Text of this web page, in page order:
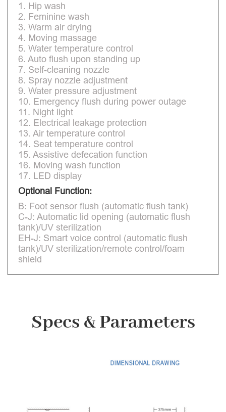
1. Hip wash
2. Feminine wash
3. Warm air drying
4. Moving massage
5. Water temperature control
6. Auto flush upon standing up
7. Self-cleaning nozzle
8. Spray nozzle adjustment
9. Water pressure adjustment
10. Emergency flush during power outage
11. Night light
12. Electrical leakage protection
13. Air temperature control
14. Seat temperature control
15. Assistive defecation function
16. Moving wash function
17. LED display
Optional Function:
B: Foot sensor flush (automatic flush tank)
C-J: Automatic lid opening (automatic flush
tank)/UV sterilization
EH-J: Smart voice control (automatic flush
tank)/UV sterilization/remote control/foam
shield
Specs & Parameters